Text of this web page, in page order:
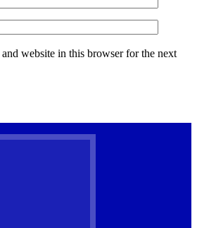
website in this browser for the next